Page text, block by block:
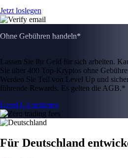
Jetzt loslegen
Ohne Gebühren handeln*
Lassen Sie Ihr Geld für sich arbeiten.
Sie über 400 Top-Kryptos ohne
Werden Sie Teil von Level Up und
führende Rewards. Es gelten die AGB.*
Level Up beitreten
Für Deutschland